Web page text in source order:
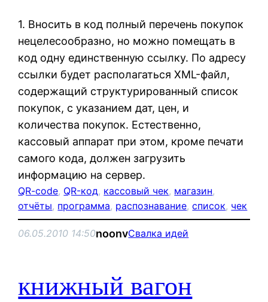
1. Вносить в код полный перечень покупок
нецелесообразно, но можно помещать в
код одну единственную ссылку. По адресу
ссылки будет располагаться XML-файл,
содержащий структурированный список
покупок, с указанием дат, цен, и
количества покупок. Естественно,
кассовый аппарат при этом, кроме печати
самого кода, должен загрузить
информацию на сервер.
QR-code, QR-код, кассовый чек, магазин
отчёты, программа, распознавание, список, чек
06.05.2010 14:50noonvСвалка идей
книжный вагон